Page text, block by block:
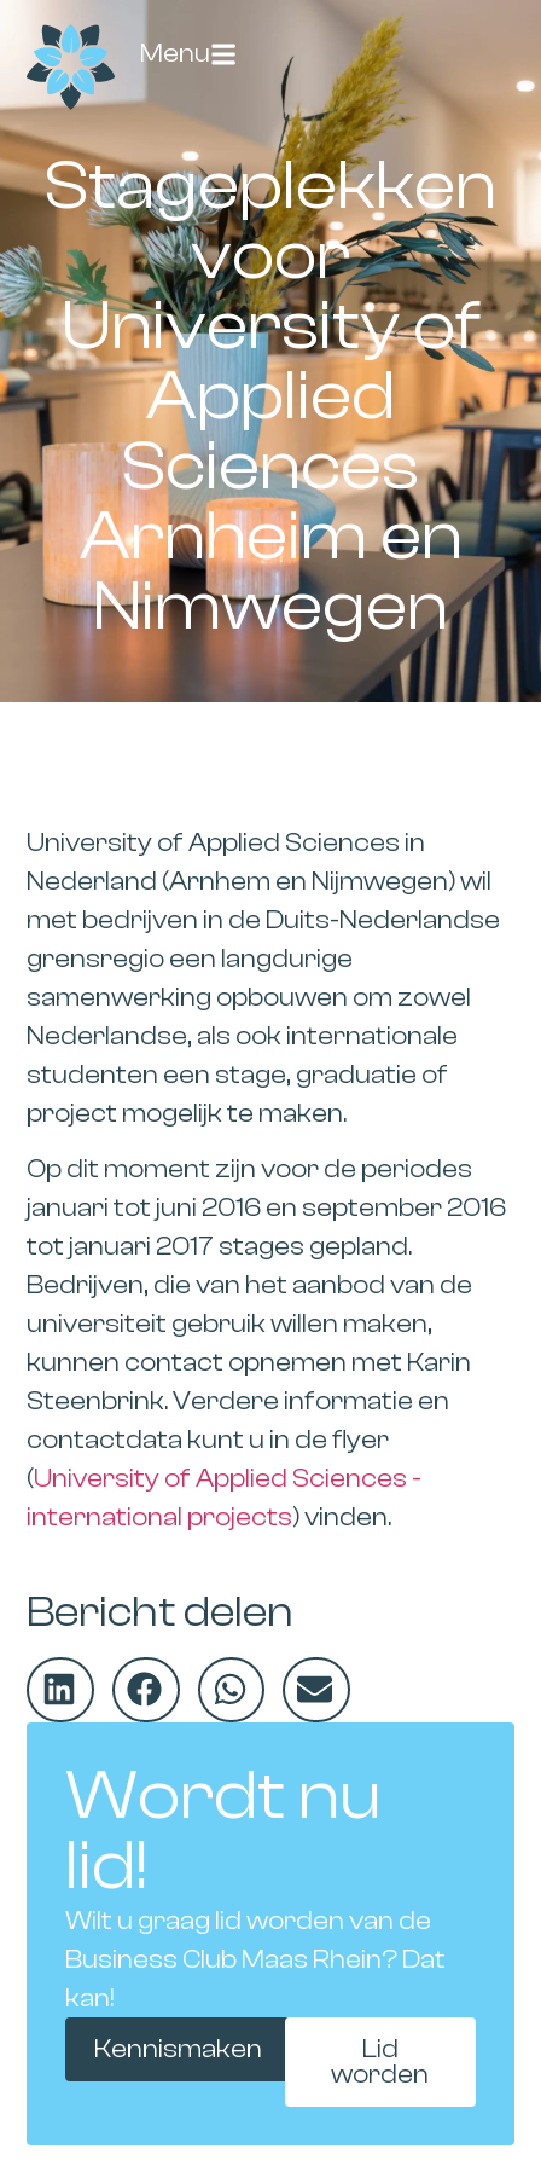
Menu
Stageplekken
voor
University of
Applied
Sciences
Arnheim en
Nimwegen
University of Applied Sciences in
Nederland (Arnhem en Nijmwegen) wil
met bedrijven in de Duits-Nederlandse
grensregio een langdurige
samenwerking opbouwen om zowel
Nederlandse, als ook internationale
studenten een stage, graduatie of
project mogelijk te maken.
Op dit moment zijn voor de periodes
januari tot juni 2016 en september 2016
tot januari 2017 stages gepland.
Bedrijven, die van het aanbod van de
universiteit gebruik willen maken,
kunnen contact opnemen met Karin
Steenbrink. Verdere informatie en
contactdata kunt u in de flyer
(University of Applied Sciences -
international projects) vinden.
Bericht delen
Wordt nu
lid!
Wilt u graag lid worden van de
Business Club Maas Rhein? Dat
kan!
Kennismaken
Lid
worden